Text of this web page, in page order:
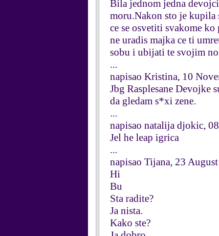
Bila jednom jedna
moru.Nakon sto je kupila
ce se osvetiti svakome
ne uradis majka ce ti
sobu i ubijati te svojim
...
napisao Kristina, 10
Jbg Rasplesane
da gledam s*xi zene.
...
napisao natalija djokic,
Jel he leap igrica
...
napisao Tijana, 23
Hi
Bu
Sta radite?
Ja nista.
Kako ste?